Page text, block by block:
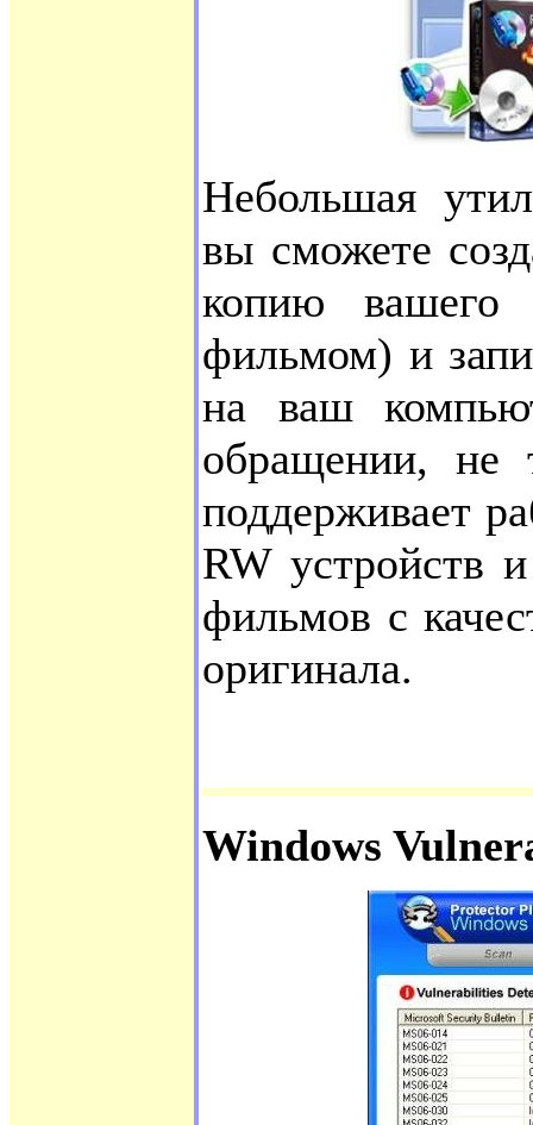
Небольшая
вы сможете
копию вашего
фильмом) и
на ваш
обращении, не
поддерживает
RW устройств
фильмов с
оригинала.
Windows